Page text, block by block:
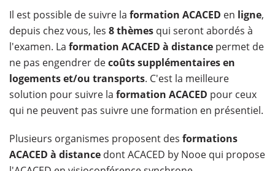
Il est possible de suivre la formation ACACED en ligne,
depuis chez vous, les 8 thèmes qui seront abordés à
l'examen. La formation ACACED à distance permet de
ne pas engendrer decoûts supplémentaires en
logements et/ou transports. C'est la meilleure
solution pour suivre la formation ACACED pour ceux
qui ne peuvent pas suivre une formation en présentiel.
Plusieurs organismes proposent des formations
ACACED à distance dont ACACED by Nooe qui propose